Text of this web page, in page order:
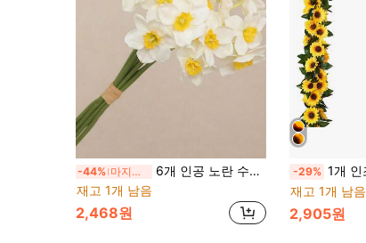
-44% 마지막 3일
6개 인공 노란 수선화 꽃, 사실적인 질감 수선화 장식, 장면, 실내 장식, 결혼 용품, 결혼 선물에 적합
재고 1개 남음
2,468원
-29% 1개 인조 해바라기, 가정, 레스토랑, 거실,
재고 1개 남음
2,905원